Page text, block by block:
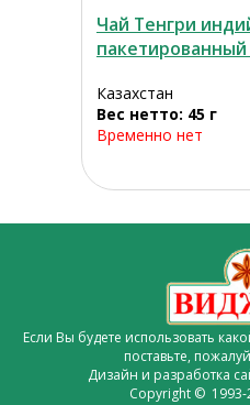
Чай Тенгри
пакетированный
Казахстан
Вес нетто: 45 г
Временно нет
Если Вы будете использовать
поставьте,
Дизайн и разработка
Copyright © 1993-